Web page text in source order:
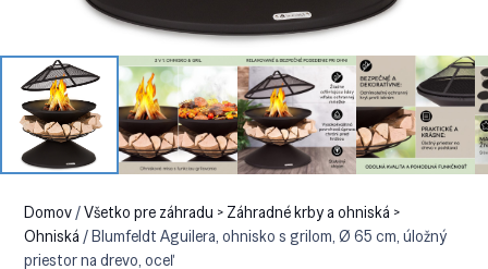
Domov/Všetko pre záhradu > Záhradné krby a ohniská >
Ohniská / Blumfeldt Aguilera, ohnisko s grilom, Ø 65 cm, úložný
priestor na drevo, oceľ